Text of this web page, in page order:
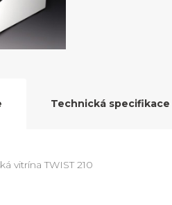
Technická specifikace
vitrína TWIST 210